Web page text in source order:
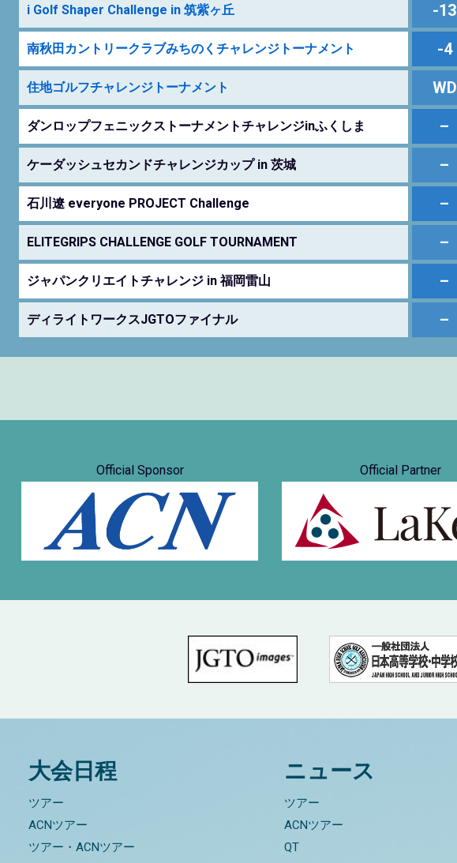
i Golf Shaper Challenge in 筑紫ヶ丘 -13
南秋田カントリークラブみちのくチャレンジトーナメント -4
住地ゴルフチャレンジトーナメント WD
ダンロップフェニックストーナメントチャレンジinふくしま –
ケーダッシュセカンドチャレンジカップ in 茨城 –
石川遼 everyone PROJECT Challenge –
ELITEGRIPS CHALLENGE GOLF TOURNAMENT –
ジャパンクリエイトチャレンジ in 福岡雷山 –
ディライトワークスJGTOファイナル –
Official Sponsor Official Partner
大会日程
ツアー
ACNツアー
ツアー・ACNツアー
ニュース
ツアー
ACNツアー
QT